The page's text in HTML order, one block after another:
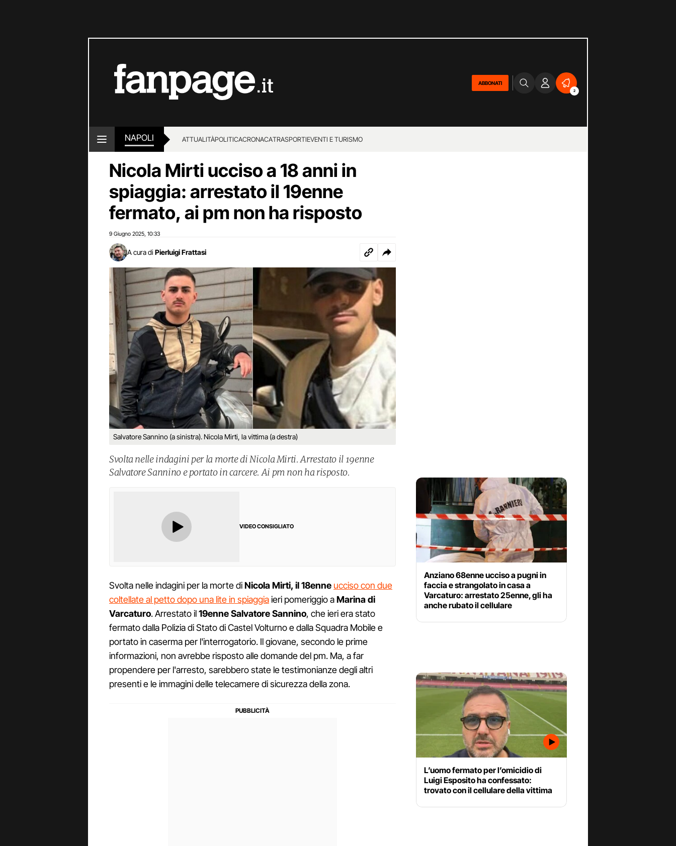
ABBONATI
2
NAPOLI ATTUALITÀPOLITICACRONACATRASPORTIEVENTI E TURISMO
Nicola Mirti ucciso a 18 anni in
spiaggia: arrestato il 19enne
fermato, ai pm non ha risposto
9 Giugno 2025 10:33
A cura di Pierluigi Frattasi
Salvatore Sannino (a sinistra). Nicola Mirti, la vittima (a destra)
Svolta nelle indagini per la morte di Nicola Mirti. Arrestato il 19enne
Salvatore Sannino e portato in carcere. Ai pm non ha risposto.
VIDEO CONSIGLIATO
Svolta nelle indagini per la morte diNicola Mirti, il 18enne ucciso con due
coltellate al petto dopo una lite in spiaggiaieri pomeriggio aMarina di
Varcaturo. Arrestato il19enne Salvatore Sannino, che ieri era stato
fermato dalla Polizia di Stato di Castel Volturno e dalla Squadra Mobile e
portato in caserma per l'interrogatorio. Il giovane, secondo le prime
informazioni, non avrebbe risposto alle domande del pm. Ma, a far
propendere per l'arresto, sarebbero state le testimonianze degli altri
presenti e le immagini delle telecamere di sicurezza della zona.
Anziano 68enne ucciso a pugni in
faccia e strangolato in casa a
Varcaturo: arrestato 25enne, gli ha
anche rubato il cellulare
L’uomo fermato per l’omicidio di
Luigi Esposito ha confessato:
trovato con il cellulare della vittima